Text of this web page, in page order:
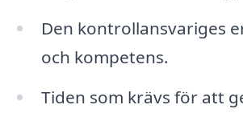
Den kontrollansvariges
och kompetens.
Tiden som krävs för att